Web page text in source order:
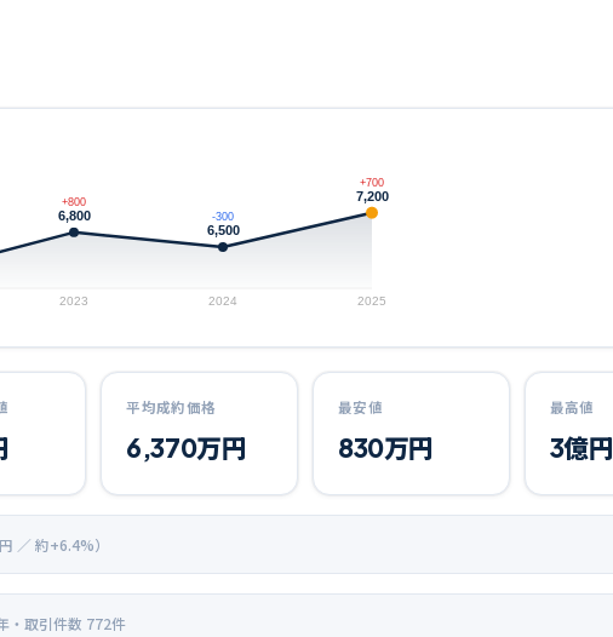
6,800
+800
2023
6,500
-300
2024
7,200
+700
2025
平均成約価格
6,370万円
最安値
830万円
最高値
3億円
／ 約+6.4%）
・取引件数 772件